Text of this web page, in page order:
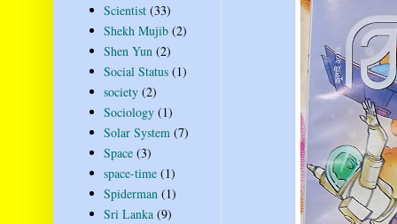
Scientist (33)
Shekh Mujib (2)
Shen Yun (2)
Social Status (1)
society (2)
Sociology (1)
Solar System (7)
Space (3)
space-time (1)
Spiderman (1)
Sri Lanka (9)